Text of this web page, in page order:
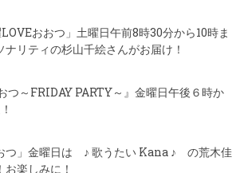
おおつ」土曜日午前8時30分から10時ま
ナリティの杉山千絵さんがお届け！
つ～FRIDAY PARTY～』金曜日午後６時か
つ」金曜日は ♪ 歌うたい Kana ♪ の荒木佳
楽しみに！